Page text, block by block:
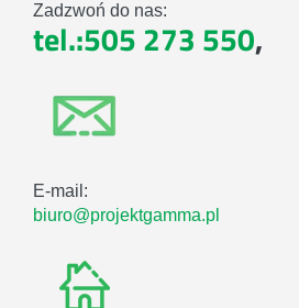
Zadzwoń do nas:
tel.:505 273 550,
E-mail:
biuro@projektgamma.pl